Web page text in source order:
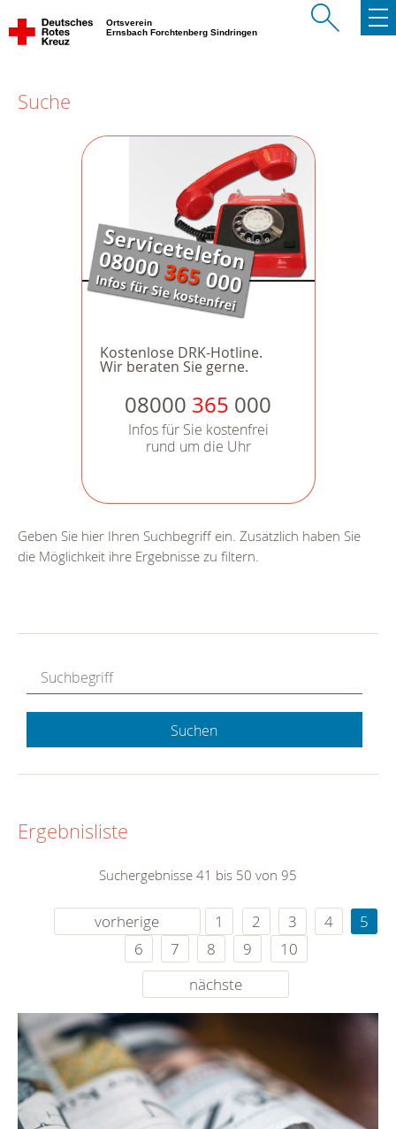
Ortsverein
Ernsbach Forchtenberg Sindringen
Suche
Kostenlose DRK-Hotline.
Wir beraten Sie gerne.
08000 365 000
Infos für Sie kostenfrei
rund um die Uhr
Geben Sie hier Ihren Suchbegriff ein. Zusätzlich haben Sie
die Möglichkeit ihre Ergebnisse zu filtern.
Suchen
Ergebnisliste
Suchergebnisse 41 bis 50 von 95
vorherige 1 2 3 4
5
6
7 8 9
10
nächste